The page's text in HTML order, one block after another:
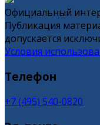
Официальный
Публикация
допускается
Условия
Телефон
+7 (495) 540-0820